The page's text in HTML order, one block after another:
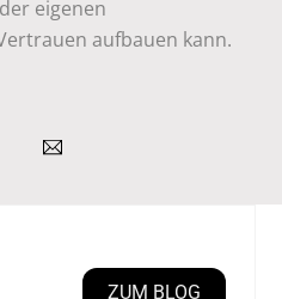
eigenen
aufbauen kann.
ZUM BLOG